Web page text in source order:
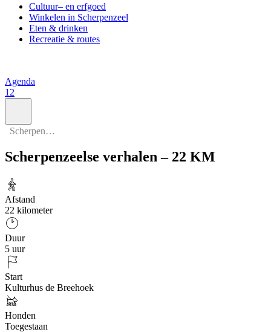
Cultuur– en erfgoed
Winkelen in Scherpenzeel
Eten & drinken
Recreatie & routes
Agenda
12
Scherpenzeelse verhalen – 22 KM
Scherpenzeelse verhalen – 22 KM
Afstand
22 kilometer
Duur
5 uur
Start
Kulturhus de Breehoek
Honden
Toegestaan